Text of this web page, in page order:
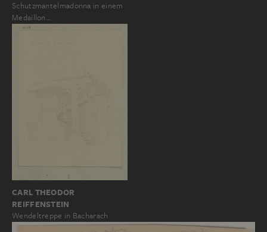
Schutzmantelmadonna in einem
Medaillon…
CARL THEODOR
REIFFENSTEIN
Wendeltreppe in Bacharach